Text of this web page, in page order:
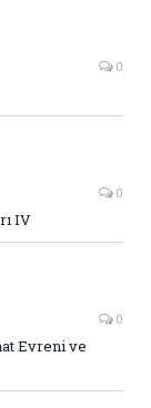
0
0
IV
0
Evreni ve